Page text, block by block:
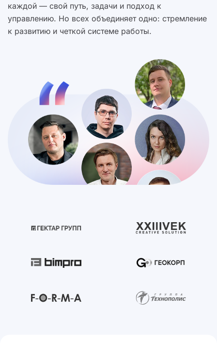
каждой — свой путь, задачи и подход к
управлению. Но всех объединяет одно: стремление
к развитию и четкой системе работы.